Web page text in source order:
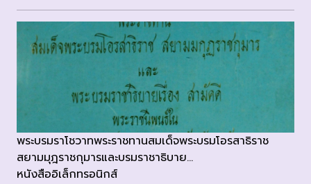
พระบรมราโชวาทพระราชทานสมเด็จพระบรมโอรสาธิราช
สยามมุฎราชกุมารและบรมราชาธิบาย...
หนังสืออิเล็กทรอนิกส์